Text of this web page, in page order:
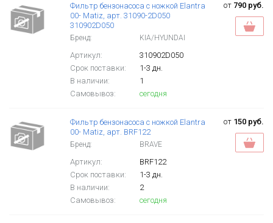
Фильтр бензонасоса с ножкой Elantra
00- Matiz, арт. 31090-2D050
310902D050
Бренд: KIA/HYUNDAI
Артикул:
310902D050
Срок поставки:
1-3 дн.
В наличии:
1
Самовывоз:
сегодня
от 790 руб.
Фильтр бензонасоса с ножкой Elantra
00- Matiz, арт. BRF122
Бренд: BRAVE
Артикул:
BRF122
Срок поставки:
1-3 дн.
В наличии:
2
Самовывоз:
сегодня
от 150 руб.